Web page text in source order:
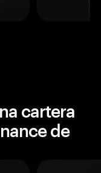
cartera
de